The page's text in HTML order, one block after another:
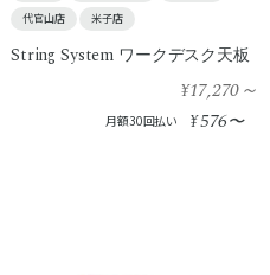
代官山店
米子店
String System ワークデスク天板
¥17,270～
月額30回払い ¥576〜